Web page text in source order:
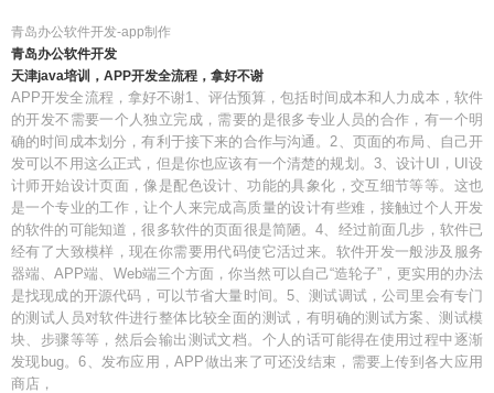
青岛办公软件开发-app制作
青岛办公软件开发
天津java培训，APP开发全流程，拿好不谢
APP开发全流程，拿好不谢1、评估预算，包括时间成本和人力成本，软件
的开发不需要一个人独立完成，需要的是很多专业人员的合作，有一个明
确的时间成本划分，有利于接下来的合作与沟通。2、页面的布局、自己开
发可以不用这么正式，但是你也应该有一个清楚的规划。3、设计UI，UI设
计师开始设计页面，像是配色设计、功能的具象化，交互细节等等。这也
是一个专业的工作，让个人来完成高质量的设计有些难，接触过个人开发
的软件的可能知道，很多软件的页面很是简陋。4、经过前面几步，软件已
经有了大致模样，现在你需要用代码使它活过来。软件开发一般涉及服务
器端、APP端、Web端三个方面，你当然可以自己“造轮子”，更实用的办法
是找现成的开源代码，可以节省大量时间。5、测试调试，公司里会有专门
的测试人员对软件进行整体比较全面的测试，有明确的测试方案、测试模
块、步骤等等，然后会输出测试文档。个人的话可能得在使用过程中逐渐
发现bug。6、发布应用，APP做出来了可还没结束，需要上传到各大应用
商店，